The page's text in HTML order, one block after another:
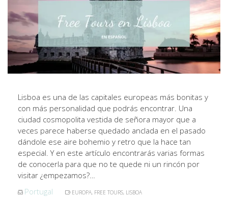
Lisboa es una de las capitales europeas más bonitas y
con más personalidad que podrás encontrar. Una
ciudad cosmopolita vestida de señora mayor que a
veces parece haberse quedado anclada en el pasado
dándole ese aire bohemio y retro que la hace tan
especial. Y en este artículo encontrarás varias formas
de conocerla para que no te quede ni un rincón por
visitar ¿empezamos?…
Portugal
EUROPA, FREE TOURS, LISBOA